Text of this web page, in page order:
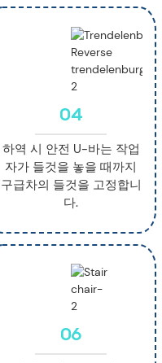
04
하역 시 안전 U-바는 작업
자가 들것을 놓을 때까지
구급차의 들것을 고정합니
다.
06